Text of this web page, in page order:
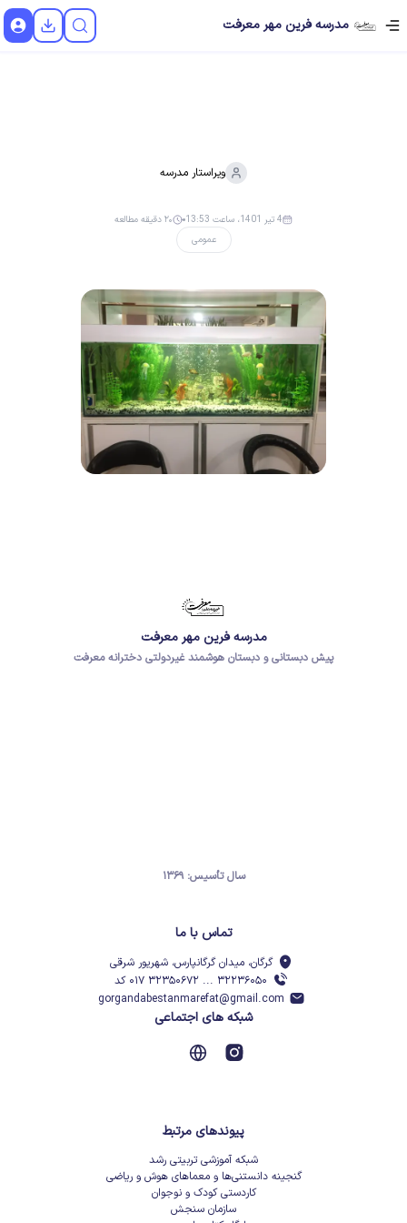
مدرسه فرین مهر معرفت
ویراستار مدرسه
عمومی
4 تیر 1401، ساعت 13:53 ۲۰ دقیقه مطالعه
مدرسه فرین مهر معرفت
پیش دبستانی و دبستان هوشمند غیردولتی دخترانه معرفت
سال تأسیس: ۱۳۶۹
تماس با ما
گرگان، میدان گرگانپارس، شهریور شرقی
۳۲۲۳۶۰۵۰ ... ۳۲۳۵۰۶۷۲ ۰۱۷ کد
gorgandabestanmarefat@gmail.com
شبکه های اجتماعی
پیوندهای مرتبط
شبکه آموزشی تربیتی رشد
گنجینه دانستنی‌ها و معماهای هوش و ریاضی
کاردستی کودک و نوجوان
سازمان سنجش